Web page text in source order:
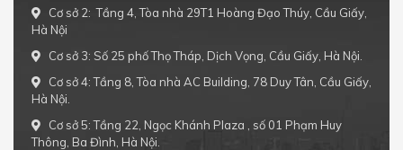
Cơ sở 2: Tầng 4, Tòa nhà 29T1 Hoàng Đạo Thúy, Cầu Giấy,
Hà Nội
Cơ sở 3: Số 25 phố Thọ Tháp, Dịch Vọng, Cầu Giấy, Hà Nội.
Cơ sở 4: Tầng 8, Tòa nhà AC Building, 78 Duy Tân, Cầu Giấy,
Hà Nội.
Cơ sở 5: Tầng 22, Ngọc Khánh Plaza , số 01 Phạm Huy
Thông, Ba Đình, Hà Nội.